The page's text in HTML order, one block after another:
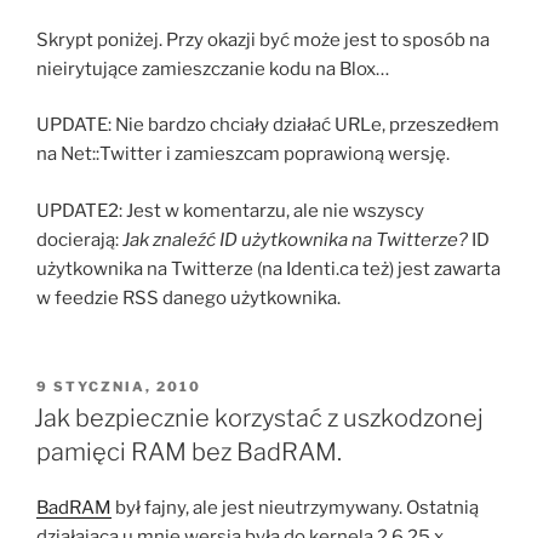
Skrypt poniżej. Przy okazji być może jest to sposób na
nieirytujące zamieszczanie kodu na Blox…
UPDATE: Nie bardzo chciały działać URLe, przeszedłem
na Net::Twitter i zamieszcam poprawioną wersję.
UPDATE2: Jest w komentarzu, ale nie wszyscy
docierają:Jak znaleźć ID użytkownika na Twitterze? ID
użytkownika na Twitterze (na Identi.ca też) jest zawarta
w feedzie RSS danego użytkownika.
OPUBLIKOWANE
W
9 STYCZNIA, 2010
Jak bezpiecznie korzystać z uszkodzonej
pamięci RAM bez BadRAM.
BadRAM był fajny, ale jest nieutrzymywany. Ostatnią